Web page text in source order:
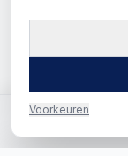
Voorkeuren